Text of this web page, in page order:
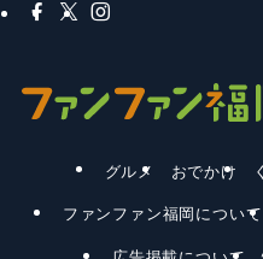
グルメ おでかけ
ファンファン福岡について